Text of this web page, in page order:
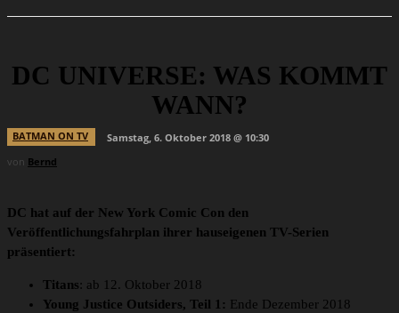
DC UNIVERSE: WAS KOMMT
WANN?
BATMAN ON TV
Samstag, 6. Oktober 2018 @ 10:30
von Bernd
DC hat auf der New York Comic Con den
Veröffentlichungsfahrplan ihrer hauseigenen TV-Serien
präsentiert:
Titans: ab 12. Oktober 2018
Young Justice Outsiders, Teil 1: Ende Dezember 2018